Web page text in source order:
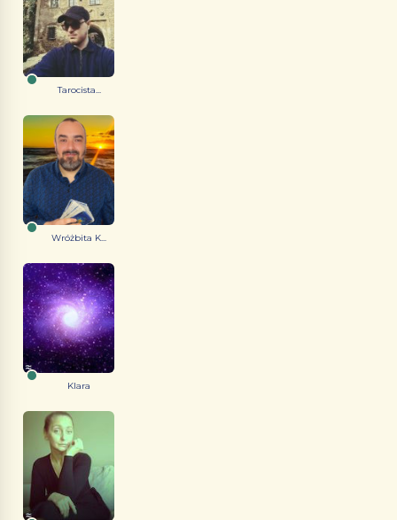
Tarocista...
Wróżbita K...
Klara